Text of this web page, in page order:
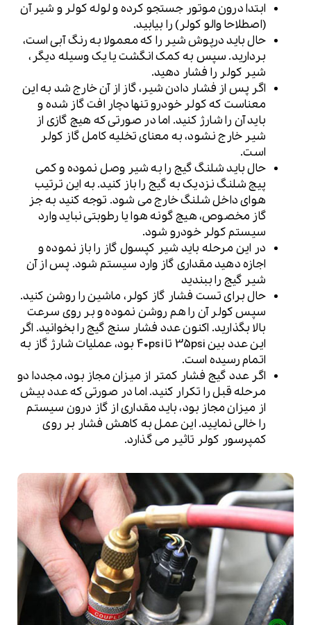
ابتدا درون موتور جستجو کرده و لوله کولر و شیر آن
(اصطلاحا والو کولر) را بیابید.
حال باید درپوش شیر را که معمولا به رنگ آبی است،
بردارید. سپس به کمک انگشت یا یک وسیله دیگر،
شیر کولر را فشار دهید.
اگر پس از فشار دادن شیر، گاز از آن خارج شد به این
معناست که کولر خودرو تنها دچار افت گاز شده و
باید آن را شارژ کنید. اما در صورتی که هیچ گازی از
شیر خارج نشود، به معنای تخلیه کامل گاز کولر
است.
حال باید شلنگ گیج را به شیر وصل نموده و کمی
پیچ شلنگ نزدیک به گیج را باز کنید. به این ترتیب
هوای داخل شلنگ خارج می شود. توجه کنید به جز
گاز مخصوص، هیچ گونه هوا یا رطوبتی نباید وارد
سیستم کولر خودرو شود.
در این مرحله باید شیر کپسول گاز را باز نموده و
اجازه دهید مقداری گاز وارد سیستم شود. پس از آن
شیر گیج را ببندید
حال برای تست فشار گاز کولر، ماشین را روشن کنید.
سپس کولر آن را هم روشن نموده و بر روی سرعت
بالا بگذارید. اکنون عدد فشار سنج گیج را بخوانید. اگر
این عدد بین 35psi تا 40psi بود، عملیات شارژ گاز به
اتمام رسیده است.
اگر عدد گیج فشار کمتر از میزان مجاز بود، مجددا دو
مرحله قبل را تکرار کنید. اما در صورتی که عدد بیش
از میزان مجاز بود، باید مقداری از گاز درون سیستم
را خالی نمایید. این عمل به کاهش فشار بر روی
کمپرسور کولر تاثیر می گذارد.